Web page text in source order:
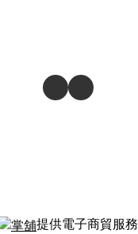
提供電子商貿服務